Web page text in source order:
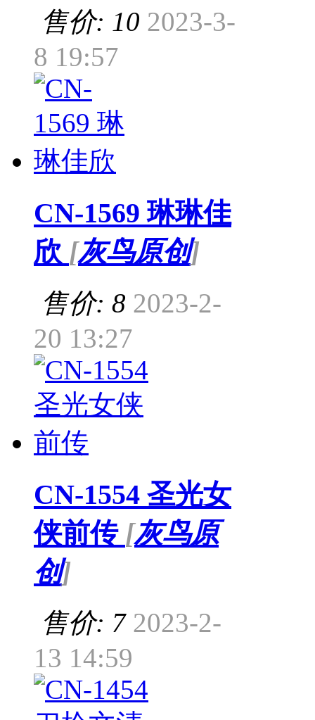
售价: 10 2023-3-
8 19:57
CN-1569 琳琳佳
欣 [灰鸟原创]
售价: 8 2023-2-
20 13:27
CN-1554 圣光女
侠前传 [灰鸟原
创]
售价: 7 2023-2-
13 14:59